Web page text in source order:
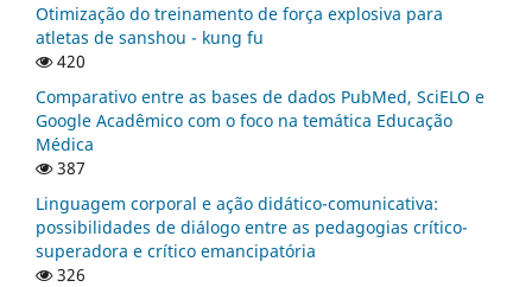
Otimização do treinamento de força explosiva para
atletas de sanshou - kung fu
420
Comparativo entre as bases de dados PubMed, SciELO e
Google Acadêmico com o foco na temática Educação
Médica
387
Linguagem corporal e ação didático-comunicativa:
possibilidades de diálogo entre as pedagogias crítico-
superadora e crítico emancipatória
326